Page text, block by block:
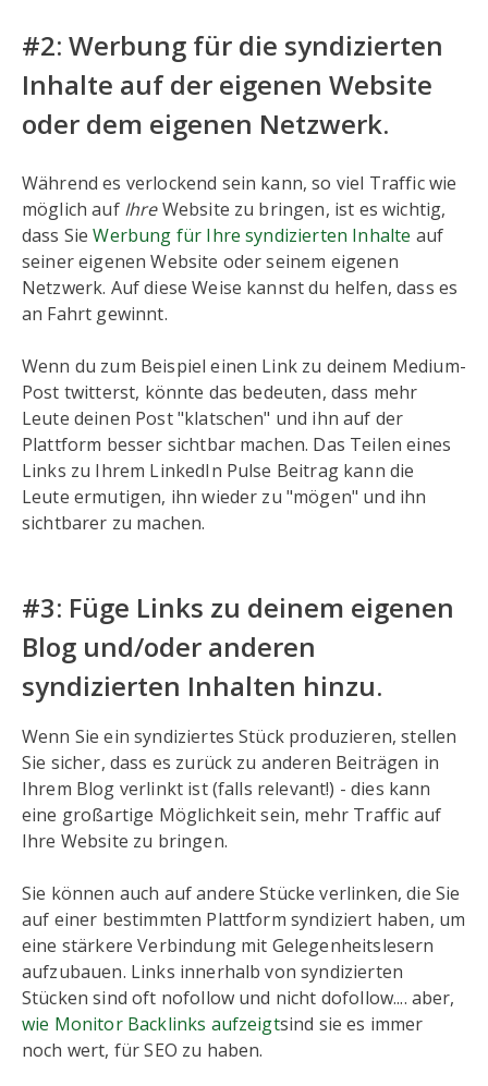
#2: Werbung für die syndizierten
Inhalte auf der eigenen Website
oder dem eigenen Netzwerk.
Während es verlockend sein kann, so viel Traffic wie
möglich auf IhreWebsite zu bringen, ist es wichtig,
dass SieWerbung für Ihre syndizierten Inhalte auf
seiner eigenen Website oder seinem eigenen
Netzwerk. Auf diese Weise kannst du helfen, dass es
an Fahrt gewinnt.
Wenn du zum Beispiel einen Link zu deinem Medium-
Post twitterst, könnte das bedeuten, dass mehr
Leute deinen Post "klatschen" und ihn auf der
Plattform besser sichtbar machen. Das Teilen eines
Links zu Ihrem LinkedIn Pulse Beitrag kann die
Leute ermutigen, ihn wieder zu "mögen" und ihn
sichtbarer zu machen.
#3: Füge Links zu deinem eigenen
Blog und/oder anderen
syndizierten Inhalten hinzu.
Wenn Sie ein syndiziertes Stück produzieren, stellen
Sie sicher, dass es zurück zu anderen Beiträgen in
Ihrem Blog verlinkt ist (falls relevant!) - dies kann
eine großartige Möglichkeit sein, mehr Traffic auf
Ihre Website zu bringen.
Sie können auch auf andere Stücke verlinken, die Sie
auf einer bestimmten Plattform syndiziert haben, um
eine stärkere Verbindung mit Gelegenheitslesern
aufzubauen. Links innerhalb von syndizierten
Stücken sind oft nofollow und nicht dofollow.... aber,
wie Monitor Backlinks aufzeigtsind sie es immer
noch wert, für SEO zu haben.